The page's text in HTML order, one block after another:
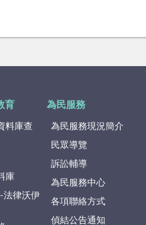
育
料庫查
庫
法律沃伊
為民服務
為民服務現況簡介
民眾導覽
訴訟輔導
為民服務中心
各項聯絡方式
偵結公告通知